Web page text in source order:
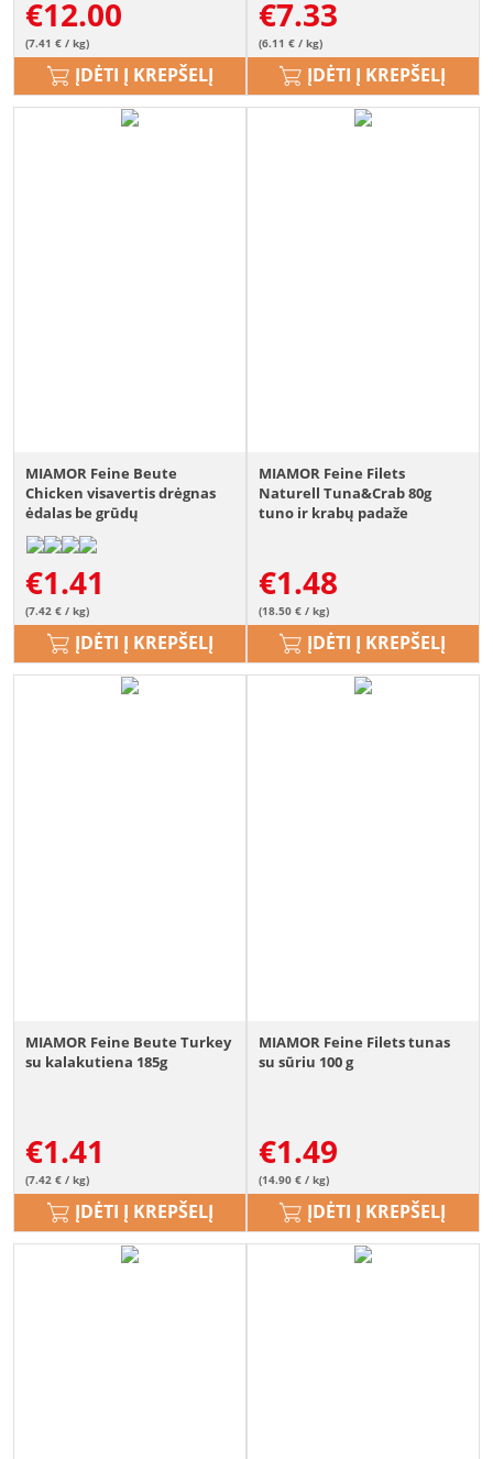
€12.00
(7.41 € / kg)
ĮDĖTI Į KREPŠELĮ
€7.33
(6.11 € / kg)
ĮDĖTI Į KREPŠELĮ
MIAMOR Feine Beute
Chicken visavertis drėgnas
ėdalas be grūdų
suaugusioms katėms su
vištiena 185g
€1.41
(7.42 € / kg)
ĮDĖTI Į KREPŠELĮ
MIAMOR Feine Filets
Naturell Tuna&Crab 80g
tuno ir krabų padaže
€1.48
(18.50 € / kg)
ĮDĖTI Į KREPŠELĮ
MIAMOR Feine Beute Turkey
su kalakutiena 185g
€1.41
(7.42 € / kg)
ĮDĖTI Į KREPŠELĮ
MIAMOR Feine Filets tunas
su sūriu 100 g
€1.49
(14.90 € / kg)
ĮDĖTI Į KREPŠELĮ